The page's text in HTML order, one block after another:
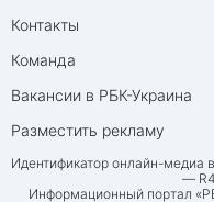
Контакты
Команда
Вакансии в РБК-Украина
Разместить рекламу
Идентификатор онлайн-медиа
—
Информационный портал